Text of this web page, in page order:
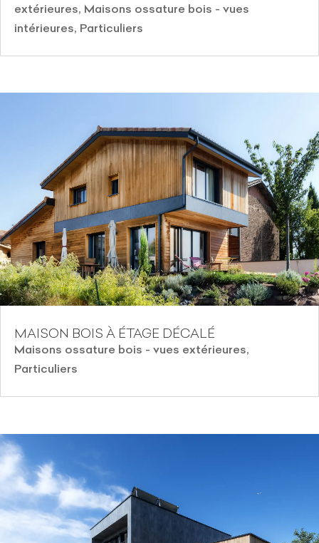
extérieures, Maisons ossature bois - vues
intérieures, Particuliers
MAISON BOIS À ÉTAGE DÉCALÉ
Maisons ossature bois - vues extérieures,
Particuliers